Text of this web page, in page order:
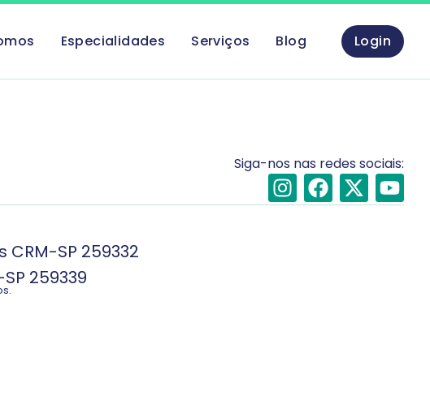
Especialidades Serviços Blog Login
Siga-nos nas redes sociais:
SP 259332
259339